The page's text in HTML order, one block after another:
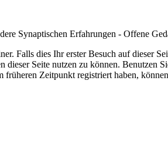
Synaptischen Erfahrungen - Offene
Falls dies Ihr erster Besuch auf dieser
dieser Seite nutzen zu können. Benutzen
früheren Zeitpunkt registriert haben,